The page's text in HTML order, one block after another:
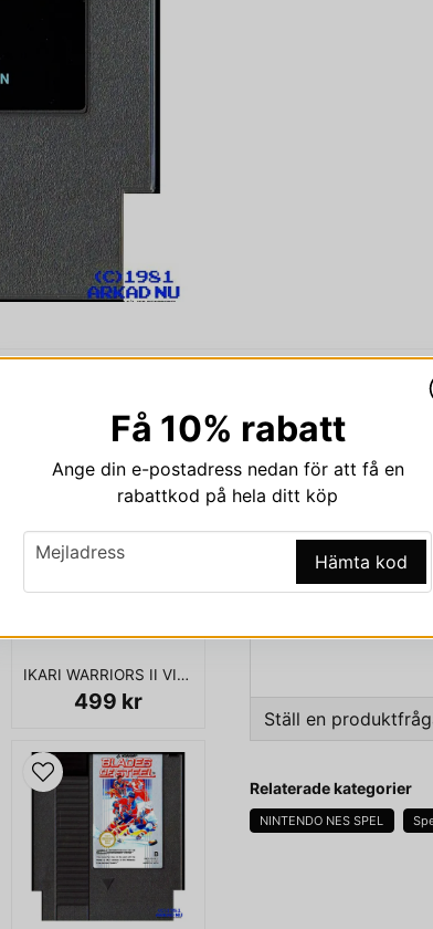
IKARI WARRIORS II VICTORY ROAD NES REV-A
499 kr
Beskrivning av
MACH RIDER NES
Mach Rider är ett
ursprungligen den 18
21 november samma
utkom i Europa och
Året är 2112, och
racerfordonen
sektor till sektor på
sin väg.
ENDAST KASSETT
Ställ en
Fråga oss något
Relaterade kategorier
NINTENDO NES SPEL
Få 10% rabatt
Ange din e-postadress nedan för att få en
rabattkod på hela ditt köp
email
Mejladress Hämta kod